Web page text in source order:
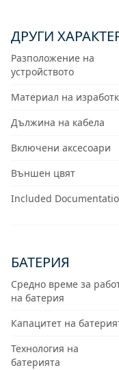
ДРУГИ
Разположение на
устройството
Материал на
Дължина на кабела
Включени аксесоари
Външен цвят
Included
БАТЕРИЯ
Средно време за
на батерия
Капацитет на
Технология на
батерията